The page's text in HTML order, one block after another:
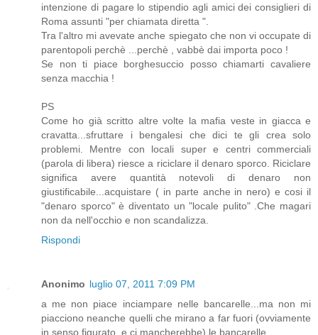
intenzione di pagare lo stipendio agli amici dei consiglieri di
Roma assunti "per chiamata diretta ".
Tra l'altro mi avevate anche spiegato che non vi occupate di
parentopoli perchè ...perchè , vabbè dai importa poco !
Se non ti piace borghesuccio posso chiamarti cavaliere
senza macchia !
PS
Come ho già scritto altre volte la mafia veste in giacca e
cravatta...sfruttare i bengalesi che dici te gli crea solo
problemi. Mentre con locali super e centri commerciali
(parola di libera) riesce a riciclare il denaro sporco. Riciclare
significa avere quantità notevoli di denaro non
giustificabile...acquistare ( in parte anche in nero) e cosi il
"denaro sporco" è diventato un "locale pulito" .Che magari
non da nell'occhio e non scandalizza.
Rispondi
Anonimo luglio 07, 2011 7:09 PM
a me non piace inciampare nelle bancarelle...ma non mi
piacciono neanche quelli che mirano a far fuori (ovviamente
in senso figurato, e ci mancherebbe) le bancarelle.